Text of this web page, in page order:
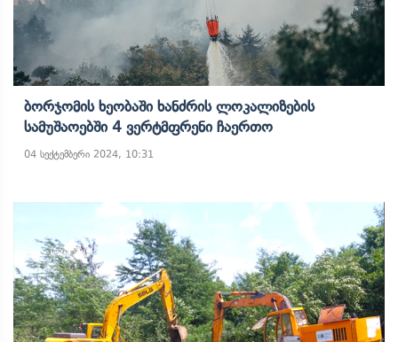
Ბორჯომის Ხეობაში Ხანძრის Ლოკალიზების
Სამუშაოებში 4 Ვერტმფრენი Ჩაერთო
04 სექტემბერი 2024, 10:31